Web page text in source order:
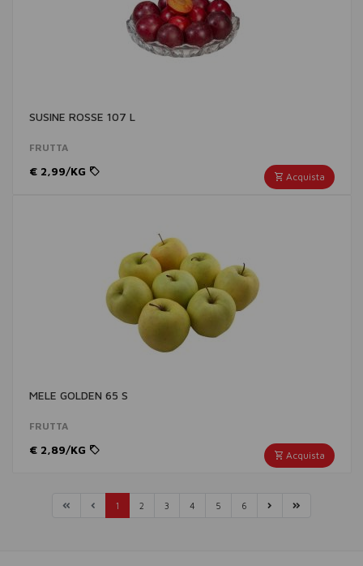
SUSINE ROSSE 107 L
FRUTTA
Acquista
€ 2,99/KG
MELE GOLDEN 65 S
FRUTTA
Acquista
€ 2,89/KG
1 (corrente)
2 (corrente)
3 (corrente)
4 (corrente)
5 (corrente)
6 (corrente)